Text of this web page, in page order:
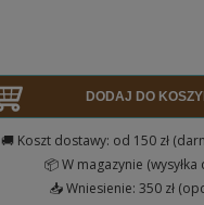
DODAJ DO
🚚 Koszt dostawy: od 150 zł
📦 W magazynie
📥 Wniesienie: 350 zł